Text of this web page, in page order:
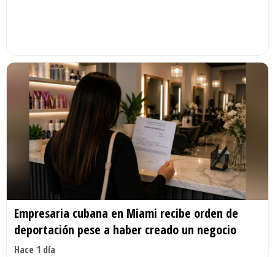
Empresaria cubana en Miami recibe orden de
deportación pese a haber creado un negocio
Hace 1 día